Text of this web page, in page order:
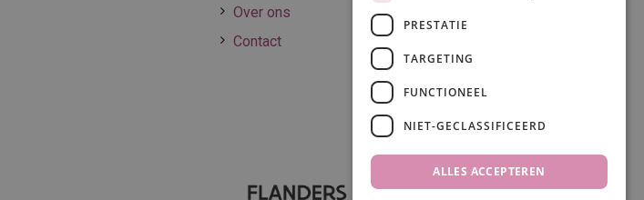
Over ons
Contact
PRESTATIE
TARGETING
FUNCTIONEEL
NIET-GECLASSIFICEERD
ALLES ACCEPTEREN